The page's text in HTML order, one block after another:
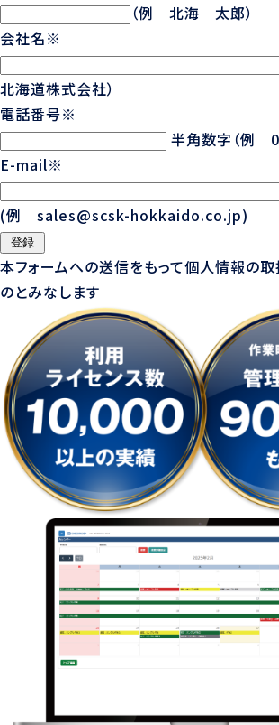
（例 北海 太郎）
会社名※
北海道株式会社）
電話番号※
半角数字（例
E-mail※
(例 sales@scsk-hokkaido.co.jp)
本フォームへの送信をもって個人情報の取
のとみなします